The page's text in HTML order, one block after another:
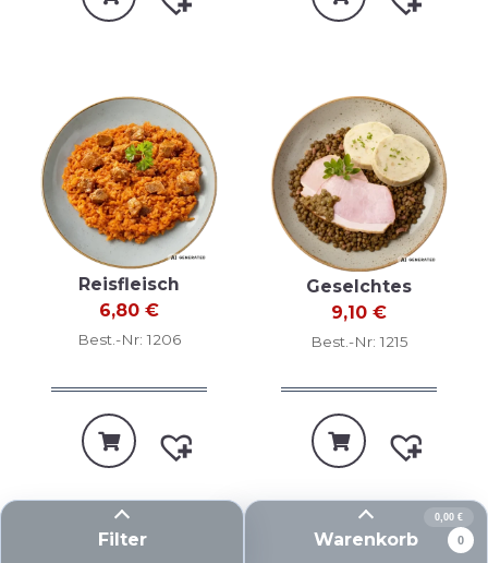
Filter
Reisfleisch
6,80 €
Best.-Nr: 1206
Geselchtes
9,10 €
Best.-Nr: 1215
Warenkorb
0,00 €
0